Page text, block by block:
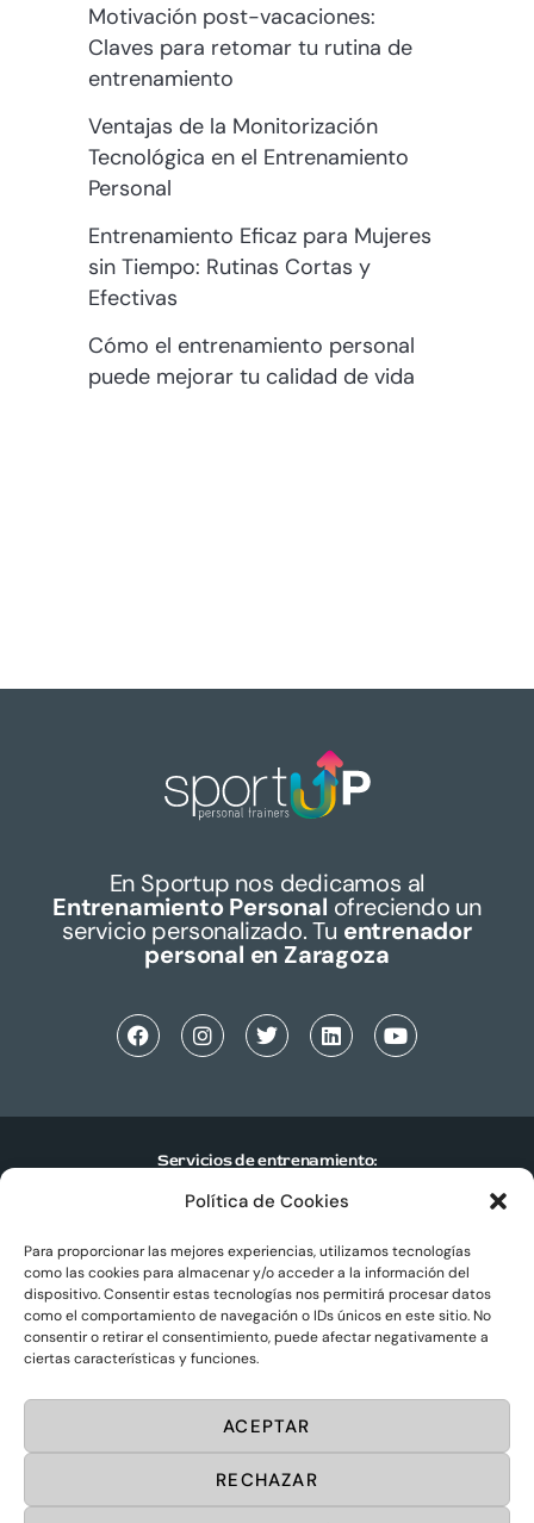
Política de Cookies
Para proporcionar las mejores experiencias, utilizamos tecnologías
como las cookies para almacenar y/o acceder a la información del
dispositivo. Consentir estas tecnologías nos permitirá procesar datos
como el comportamiento de navegación o IDs únicos en este sitio. No
consentir o retirar el consentimiento, puede afectar negativamente a
ciertas características y funciones.
ACEPTAR
RECHAZAR
Motivación post-vacaciones:
Claves para retomar tu rutina de
entrenamiento
Ventajas de la Monitorización
Tecnológica en el Entrenamiento
Personal
Entrenamiento Eficaz para Mujeres
sin Tiempo: Rutinas Cortas y
Efectivas
Cómo el entrenamiento personal
puede mejorar tu calidad de vida
En Sportup nos dedicamos al
Entrenamiento Personal ofreciendo un
servicio personalizado. Tu entrenador
personal en Zaragoza
Servicios de entrenamiento:
Entrenamiento personal individual
Entrenamiento personal en pareja
Entrenamiento personal en grupo
Centros de entrenamiento personal
Sportup© 2025. Todos los derechos reservados.
Diseño web porMasideas.es
Aviso Legal